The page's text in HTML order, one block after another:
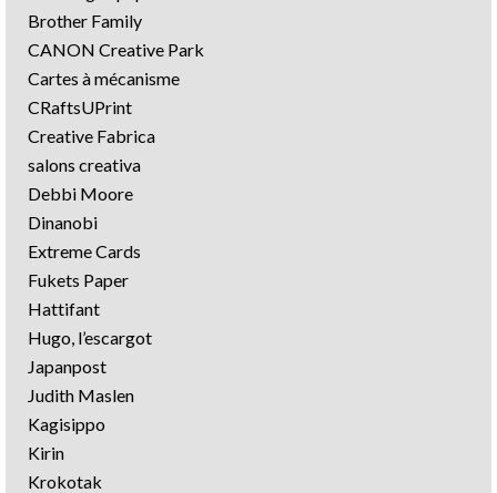
Brother Family
CANON Creative Park
Cartes à mécanisme
CRaftsUPrint
Creative Fabrica
salons creativa
Debbi Moore
Dinanobi
Extreme Cards
Fukets Paper
Hattifant
Hugo, l’escargot
Japanpost
Judith Maslen
Kagisippo
Kirin
Krokotak